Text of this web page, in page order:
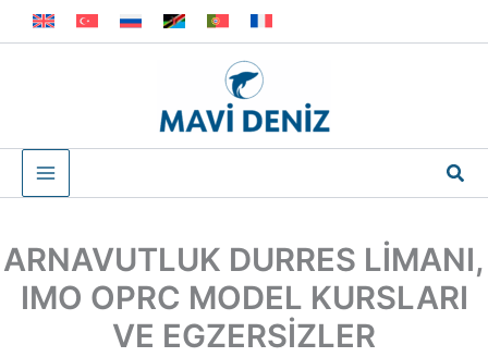
İçeriğe
atla
ARNAVUTLUK DURRES LİMANI,
IMO OPRC MODEL KURSLARI
VE EGZERSİZLER